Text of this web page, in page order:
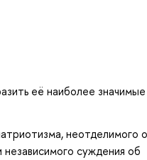
её наиболее значимые
неотделимого
независимого суждения об